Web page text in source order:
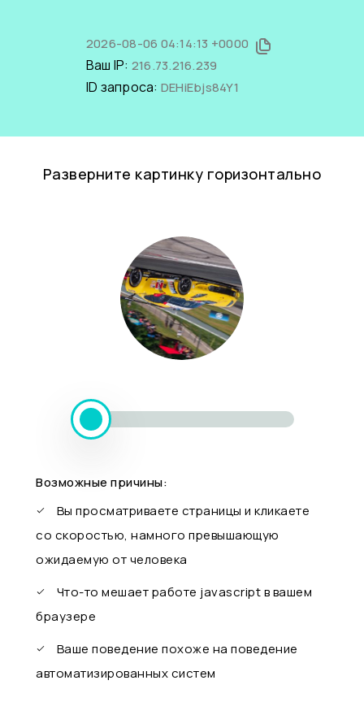
2026-08-06 04:14:13 +0000
Ваш IP: 216.73.216.239
ID запроса: DEHiEbjs84Y1
Разверните картинку горизонтально
Возможные причины:
Вы просматриваете страницы и кликаете
со скоростью, намного превышающую
ожидаемую от человека
Что-то мешает работе javascript в вашем
браузере
Ваше поведение похоже на поведение
автоматизированных систем